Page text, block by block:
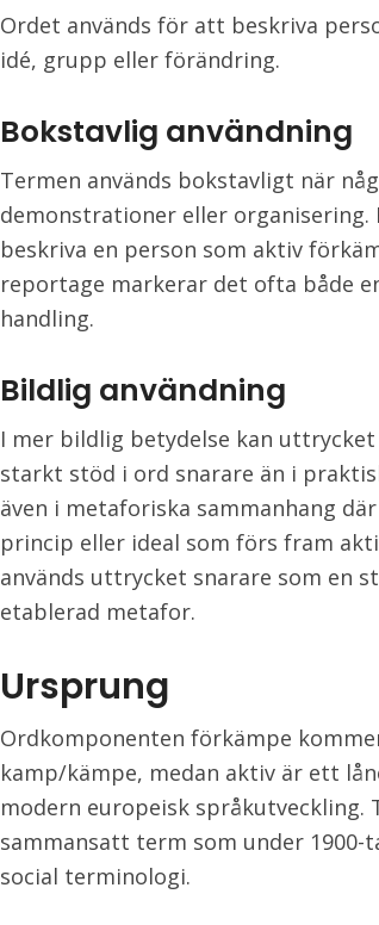
Ordet används för att beskriva
idé, grupp eller förändring.
Bokstavlig användning
Termen används bokstavligt när
demonstrationer eller
beskriva en person som aktiv
reportage markerar det ofta både
handling.
Bildlig användning
I mer bildlig betydelse kan
starkt stöd i ord snarare än i
även i metaforiska sammanhang
princip eller ideal som förs fram
används uttrycket snarare som en
etablerad metafor.
Ursprung
Ordkomponenten förkämpe
kamp/kämpe, medan aktiv är ett
modern europeisk språkutveckling.
sammansatt term som under
social terminologi.